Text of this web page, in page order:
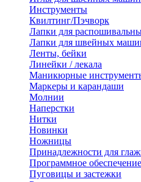
Инструменты
Квилтинг/Пэчворк
Лапки для
Лапки для швейных
Ленты, бейки
Линейки / лекала
Маникюрные
Маркеры и карандаши
Молнии
Наперстки
Нитки
Новинки
Ножницы
Принадлежности для
Программное обеспечение
Пуговицы и застежки